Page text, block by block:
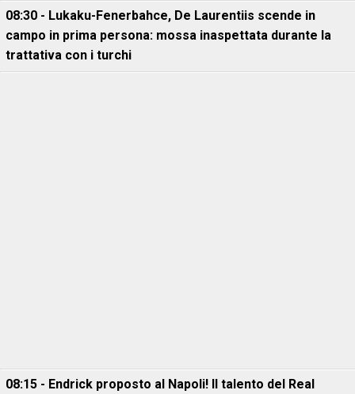
08:30 - Lukaku-Fenerbahce, De Laurentiis scende in
campo in prima persona: mossa inaspettata durante la
trattativa con i turchi
08:15 - Endrick proposto al Napoli! Il talento del Real